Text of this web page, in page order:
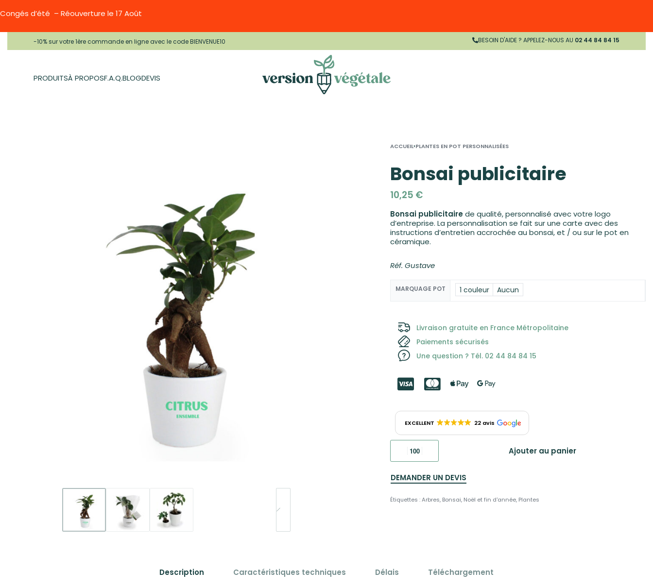
Congés d’été – Réouverture le 17 Août
-10% sur votre 1ère commande en ligne avec le code BIENVENUE10 BESOIN D'AIDE ? APPELEZ-NOUS AU 02 44 84 84 15
PRODUITSÀ PROPOSF.A.Q.BLOGDEVIS
ACCUEIL›PLANTES EN POT PERSONNALISÉES
Bonsai publicitaire
10,25 €
Bonsai publicitairede qualité, personnalisé avec votre logo
d’entreprise. La personnalisation se fait sur une carte avec des
instructions d’entretien accrochée au bonsai, et / ou sur le pot en
céramique.
Réf. Gustave
MARQUAGE POT 1 couleur Aucun
Livraison gratuite en France Métropolitaine
Paiements sécurisés
Une question ? Tél. 02 44 84 84 15
EXCELLENT 22 avis
Ajouter au panier
DEMANDER UN DEVIS
Étiquettes :Arbres, Bonsai, Noël et fin d'année, Plantes
Description Caractéristiques techniques Délais Téléchargement